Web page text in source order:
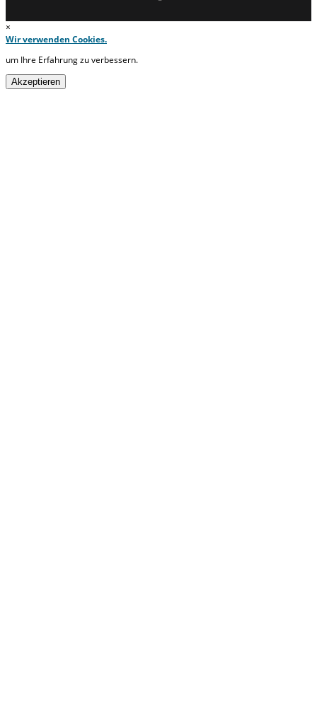
×
Wir verwenden Cookies.
um Ihre Erfahrung zu verbessern.
Akzeptieren